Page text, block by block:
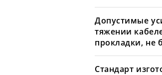
Допустимые
тяжении
прокладки, не
Стандарт